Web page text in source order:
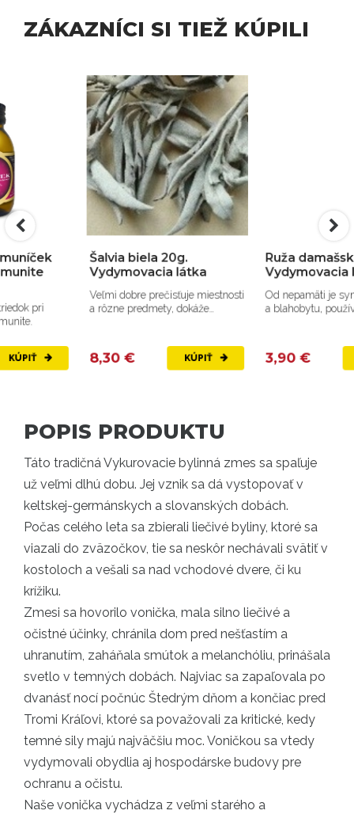
ZÁKAZNÍCI SI TIEŽ KÚPILI
Šalvia biela 20g.
Vydymovacia látka
Veľmi dobre prečisťuje miestnosti
a rôzne predmety, dokáže
vyčistiť aj našu...
8,30 € KÚPIŤ
Ruža damašská 20g.
Vydymovacia látka
Od nepamäti je symbolom lásky
a blahobytu, používala sa ako
3,90 € KÚPIŤ
POPIS PRODUKTU
Táto tradičná Vykurovacie bylinná zmes sa spaľuje
už veľmi dlhú dobu. Jej vznik sa dá vystopovať v
keltskej-germánskych a slovanských dobách.
Počas celého leta sa zbierali liečivé byliny, ktoré sa
viazali do zväzočkov, tie sa neskôr nechávali svätiť v
kostoloch a vešali sa nad vchodové dvere, či ku
krížiku.
Zmesi sa hovorilo vonička, mala silno liečivé a
očistné účinky, chránila dom pred nešťastím a
uhranutím, zaháňala smútok a melanchóliu, prinášala
svetlo v temných dobách. Najviac sa zapaľovala po
dvanásť nocí počnúc Štedrým dňom a končiac pred
Tromi Kráľovi, ktoré sa považovali za kritické, kedy
temné sily majú najväčšiu moc. Voničkou sa vtedy
vydymovali obydlia aj hospodárske budovy pre
ochranu a očistu.
Naše vonička vychádza z veľmi starého a